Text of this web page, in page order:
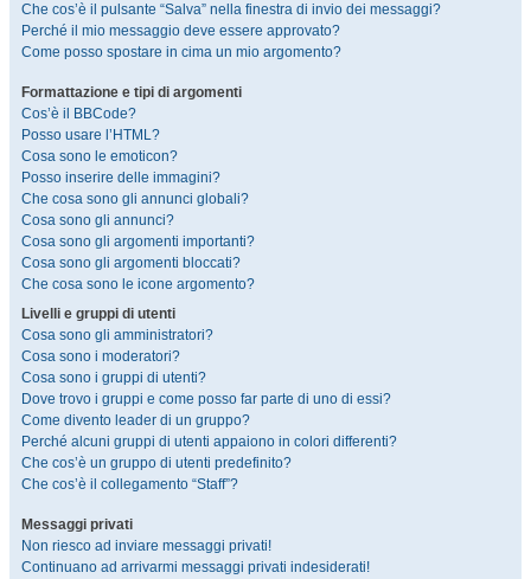
Che cos’è il pulsante “Salva” nella finestra di invio dei messaggi?
Perché il mio messaggio deve essere approvato?
Come posso spostare in cima un mio argomento?
Formattazione e tipi di argomenti
Cos’è il BBCode?
Posso usare l’HTML?
Cosa sono le emoticon?
Posso inserire delle immagini?
Che cosa sono gli annunci globali?
Cosa sono gli annunci?
Cosa sono gli argomenti importanti?
Cosa sono gli argomenti bloccati?
Che cosa sono le icone argomento?
Livelli e gruppi di utenti
Cosa sono gli amministratori?
Cosa sono i moderatori?
Cosa sono i gruppi di utenti?
Dove trovo i gruppi e come posso far parte di uno di essi?
Come divento leader di un gruppo?
Perché alcuni gruppi di utenti appaiono in colori differenti?
Che cos’è un gruppo di utenti predefinito?
Che cos’è il collegamento “Staff”?
Messaggi privati
Non riesco ad inviare messaggi privati!
Continuano ad arrivarmi messaggi privati indesiderati!